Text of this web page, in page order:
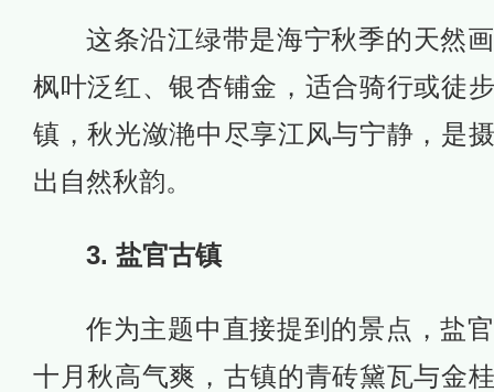
这条沿江绿带是海宁秋季的天然
枫叶泛红、银杏铺金，适合骑行或徒
镇，秋光潋滟中尽享江风与宁静，是
出自然秋韵。
3. 盐官古镇
作为主题中直接提到的景点，盐
十月秋高气爽，古镇的青砖黛瓦与金